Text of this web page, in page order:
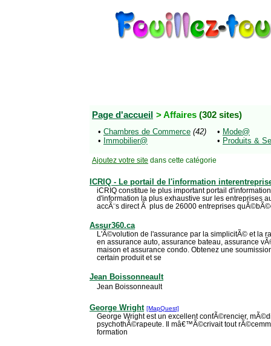
Page d'accueil > Affaires (302 sites)
• Chambres de Commerce (42)
• Immobilier@
• Mode@
• Produits &
Ajoutez votre site dans cette catégorie
ICRIQ - Le portail de l'information
iCRIQ constitue le plus important portail
d'information la plus exhaustive sur les entreprises
accÃ¨s direct Ã plus de 26000 entreprises
Assur360.ca
L'Ã©volution de l'assurance par la simplicitÃ© et la
en assurance auto, assurance bateau, assurance
maison et assurance condo. Obtenez une
certain produit et se
Jean Boissonneault
Jean Boissonneault
George Wright [MapQuest]
George Wright est un excellent confÃ©rencier,
psychothÃ©rapeute. Il mâ€™Ã©crivait tout
formation